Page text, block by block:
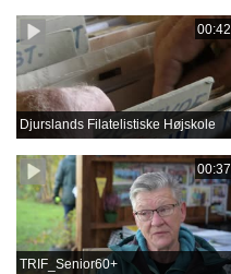
00:42
Djurslands Filatelistiske Højskole
00:37
TRIF_Senior60+